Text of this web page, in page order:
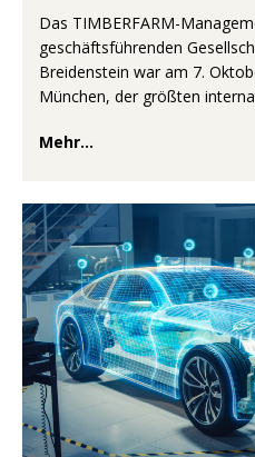
Das TIMBERFARM-
geschäftsführenden
Breidenstein war am 7.
München, der größten
Mehr...